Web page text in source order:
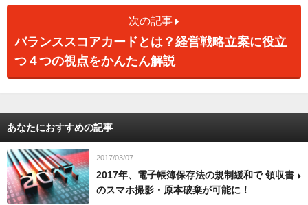
次の記事
バランススコアカードとは？経営戦略立案に役立
つ４つの視点をかんたん解説
あなたにおすすめの記事
2017/03/07
2017年、電子帳簿保存法の規制緩和で 領収書
のスマホ撮影・原本破棄が可能に！